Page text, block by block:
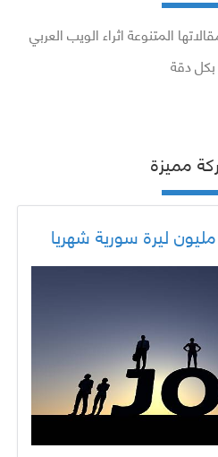
المتنوعة اثراء الويب العربي
بكل دقة
مميزة
ليرة سورية شهريا